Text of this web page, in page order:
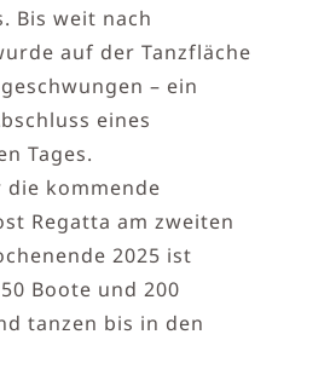
Bis weit nach
auf der Tanzfläche
– ein
eines
Tages.
kommende
Regatta am zweiten
2025 ist
Boote und 200
tanzen bis in den